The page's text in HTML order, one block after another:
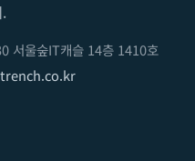
서울숲IT캐슬 14층 1410호